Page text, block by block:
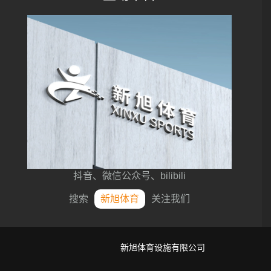
抖音、微信公众号、bilibili
搜索 新旭体育 关注我们
新旭体育设施有限公司